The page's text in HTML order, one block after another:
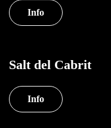
Info
Salt del Cabrit
Info